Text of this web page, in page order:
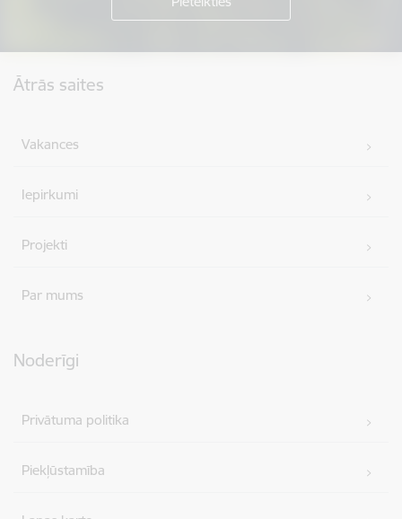
Ātrās saites
Vakances
Iepirkumi
Projekti
Par mums
Noderīgi
Privātuma politika
Piekļūstamība